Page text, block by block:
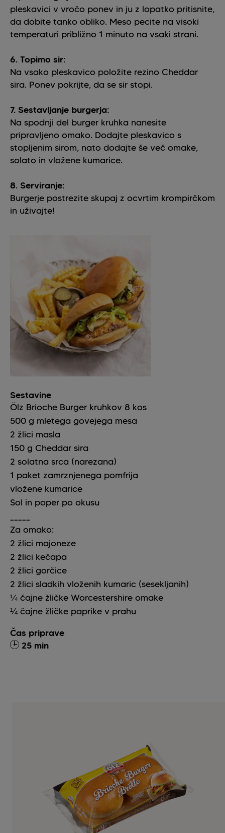
pleskavici v vročo ponev in ju z lopatko pritisnite,
da dobite tanko obliko. Meso pecite na visoki
temperaturi približno 1 minuto na vsaki strani.
6. Topimo sir:
Na vsako pleskavico položite rezino Cheddar
sira. Ponev pokrijte, da se sir stopi.
7. Sestavljanje burgerja:
Na spodnji del burger kruhka nanesite
pripravljeno omako. Dodajte pleskavico s
stopljenim sirom, nato dodajte še več omake,
solato in vložene kumarice.
8. Serviranje:
Burgerje postrezite skupaj z ocvrtim krompirčkom
in uživajte!
Sestavine
Ölz Brioche Burger kruhkov 8 kos
500 g mletega govejega mesa
2 žlici masla
150 g Cheddar sira
2 solatna srca (narezana)
1 paket zamrznjenega pomfrija
vložene kumarice
Sol in poper po okusu
Za omako:
2 žlici majoneze
2 žlici kečapa
2 žlici gorčice
2 žlici sladkih vloženih kumaric (sesekljanih)
¼ čajne žličke Worcestershire omake
¼ čajne žličke paprike v prahu
Čas priprave
25 min